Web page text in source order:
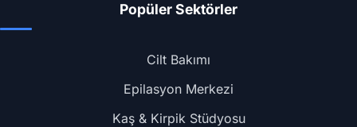
Popüler Sektörler
Cilt Bakımı
Epilasyon Merkezi
Kaş & Kirpik Stüdyosu